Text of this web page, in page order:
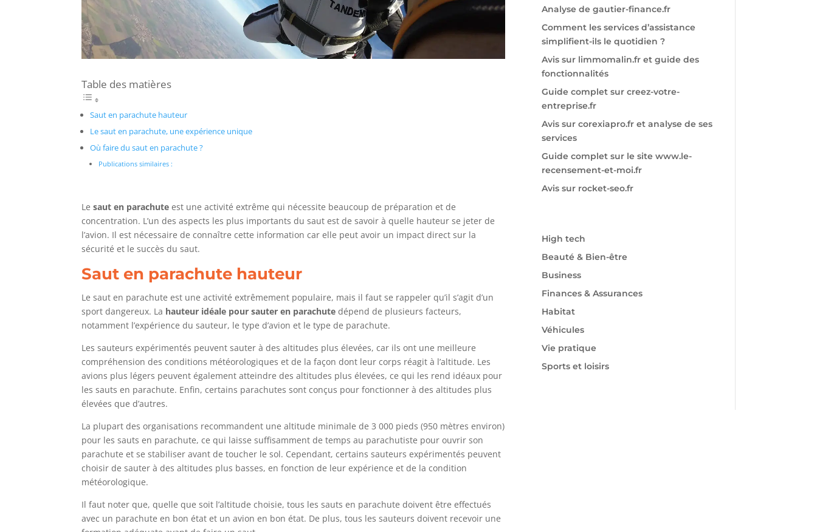
Table des matières
Saut en parachute hauteur
Le saut en parachute, une expérience unique
Où faire du saut en parachute ?
Publications similaires :
Lesaut en parachuteest une activité extrême qui nécessite beaucoup de préparation et de
concentration. L’un des aspects les plus importants du saut est de savoir à quelle hauteur se jeter de
l’avion. Il est nécessaire de connaître cette information car elle peut avoir un impact direct sur la
sécurité et le succès du saut.
Saut en parachute hauteur
Le saut en parachute est une activité extrêmement populaire, mais il faut se rappeler qu’il s’agit d’un
sport dangereux. La hauteur idéale pour sauter en parachute dépend de plusieurs facteurs,
notamment l’expérience du sauteur, le type d’avion et le type de parachute.
Les sauteurs expérimentés peuvent sauter à des altitudes plus élevées, car ils ont une meilleure
compréhension des conditions météorologiques et de la façon dont leur corps réagit à l’altitude. Les
avions plus légers peuvent également atteindre des altitudes plus élevées, ce qui les rend idéaux pour
les sauts en parachute. Enfin, certains parachutes sont conçus pour fonctionner à des altitudes plus
élevées que d’autres.
La plupart des organisations recommandent une altitude minimale de 3 000 pieds (950 mètres environ)
pour les sauts en parachute, ce qui laisse suffisamment de temps au parachutiste pour ouvrir son
parachute et se stabiliser avant de toucher le sol. Cependant, certains sauteurs expérimentés peuvent
choisir de sauter à des altitudes plus basses, en fonction de leur expérience et de la condition
météorologique.
Il faut noter que, quelle que soit l’altitude choisie, tous les sauts en parachute doivent être effectués
avec un parachute en bon état et un avion en bon état. De plus, tous les sauteurs doivent recevoir une
Analyse de gautier-finance.fr
Comment les services d’assistance
simplifient-ils le quotidien ?
Avis sur limmomalin.fr et guide des
fonctionnalités
Guide complet sur creez-votre-
entreprise.fr
Avis sur corexiapro.fr et analyse de ses
services
Guide complet sur le site www.le-
recensement-et-moi.fr
Avis sur rocket-seo.fr
High tech
Beauté & Bien-être
Business
Finances & Assurances
Habitat
Véhicules
Vie pratique
Sports et loisirs